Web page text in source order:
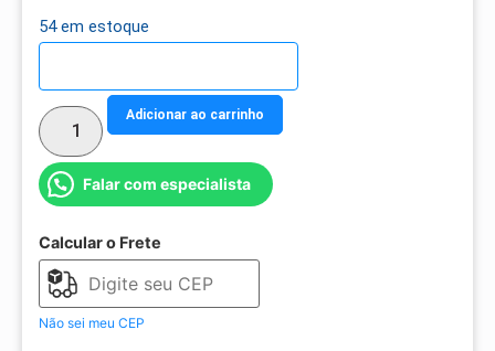
54 em estoque
Adicionar ao carrinho
Falar com especialista
Calcular o Frete
Não sei meu CEP